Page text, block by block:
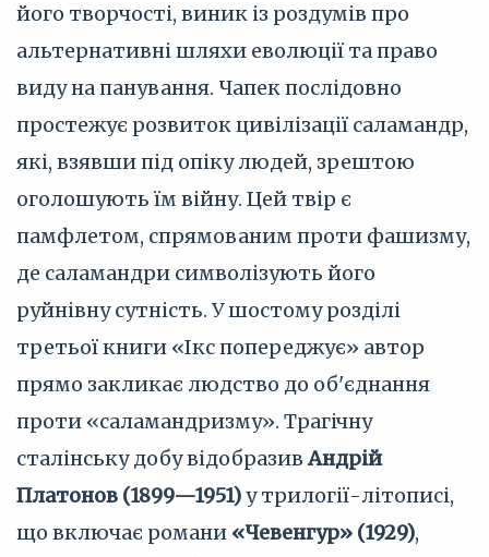
його творчості, виник із роздумів про
альтернативні шляхи еволюції та право
виду на панування. Чапек послідовно
простежує розвиток цивілізації саламандр,
які, взявши під опіку людей, зрештою
оголошують їм війну. Цей твір є
памфлетом, спрямованим проти фашизму,
де саламандри символізують його
руйнівну сутність. У шостому розділі
третьої книги «Ікс попереджує» автор
прямо закликає людство до об'єднання
проти «саламандризму». Трагічну
сталінську добу відобразивАндрій
Платонов (1899—1951)у трилогії-літописі,
що включає романи «Чевенгур» (1929),